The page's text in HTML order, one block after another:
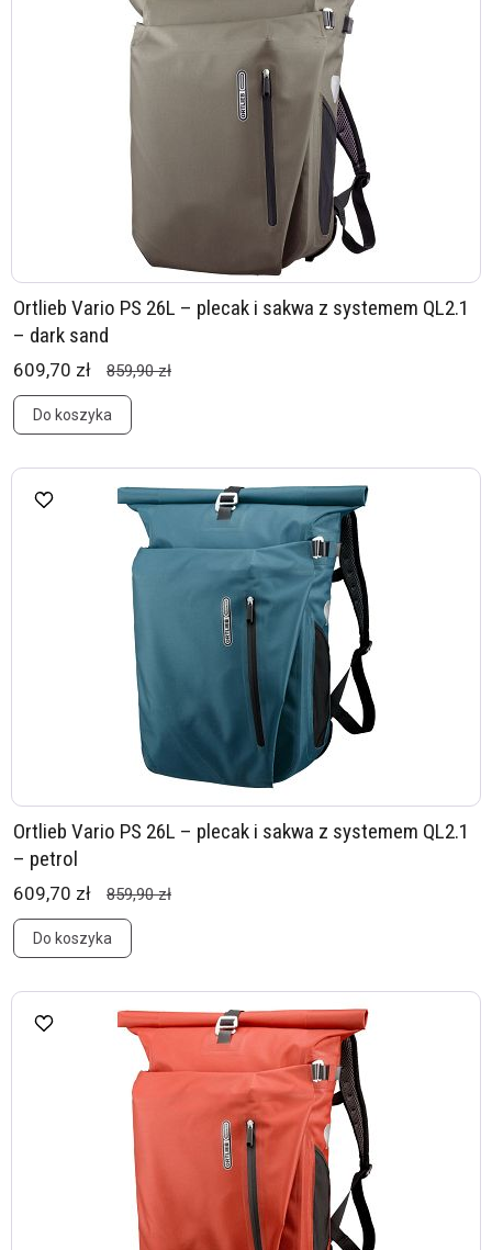
Ortlieb Vario PS 26L – plecak i sakwa z systemem QL2.1
– dark sand
609,70 zł 859,90 zł
Do koszyka
Ortlieb Vario PS 26L – plecak i sakwa z systemem QL2.1
– petrol
609,70 zł 859,90 zł
Do koszyka